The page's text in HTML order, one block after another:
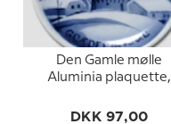
Den Gamle mølle
Aluminia plaquette,
DKK 97,00